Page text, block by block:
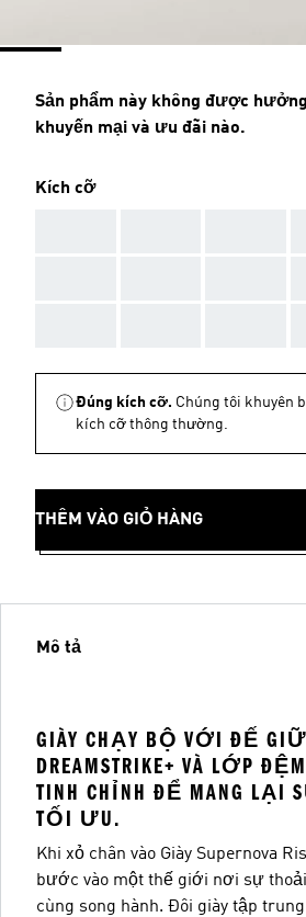
Sản phẩm này không được
khuyến mại và ưu đãi nào.
Kích cỡ
Đúng kích cỡ. Chúng tôi khuyên
kích cỡ thông thường.
THÊM VÀO GIỎ HÀNG
Mô tả
GIÀY CHẠY BỘ VỚI ĐẾ
DREAMSTRIKE+ VÀ LỚP
TINH CHỈNH ĐỂ MANG LẠI
TỐI ƯU.
Khi xỏ chân vào Giày Supernova
bước vào một thế giới nơi sự
cùng song hành. Đôi giày tập